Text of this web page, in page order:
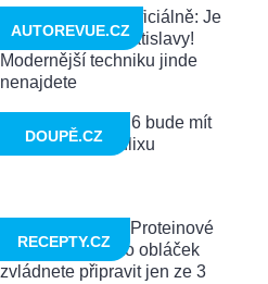
AUTOREVUE.CZ
DOUPĚ.CZ
RECEPTY.CZ